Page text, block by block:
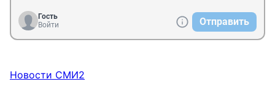
Гость
Войти
Отправить
Новости СМИ2